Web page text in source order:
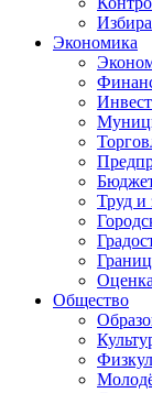
Экономика
Труд и
Общество